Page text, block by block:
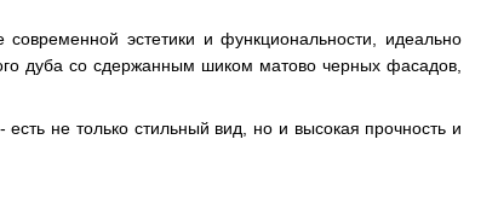
эстетики и функциональности, идеально
дуба со сдержанным шиком матово черных фасадов,
не только стильный вид, но и высокая прочность и